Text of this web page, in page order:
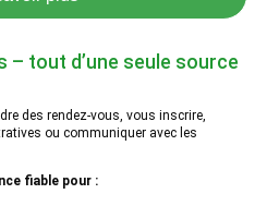
tout d’une seule source
des rendez-vous, vous inscrire,
ou communiquer avec les
fiable pour :